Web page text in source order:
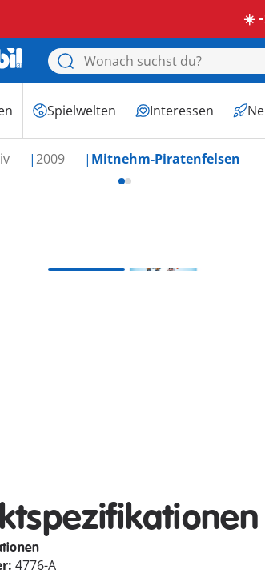
☀️ -
Spielwelten Interessen
2009 Mitnehm-Piratenfelsen
4776-A